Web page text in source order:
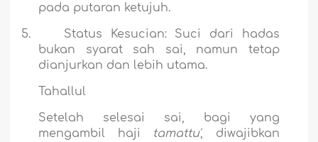
pada putaran ketujuh.
5. Status Kesucian:Suci dari hadas
bukan syarat sah sai, namun tetap
dianjurkan dan lebih utama.
Tahallul
Setelah selesai sai, bagi yang
mengambil haji tamattu', diwajibkan